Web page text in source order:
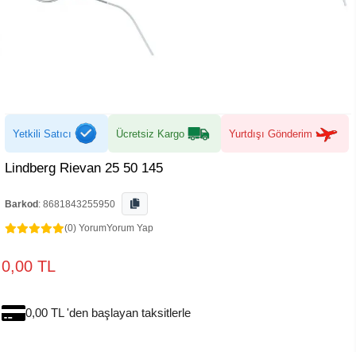
Yetkili Satıcı Ücretsiz Kargo Yurtdışı Gönderim
Lindberg Rievan 25 50 145
Barkod : 8681843255950
(0) YorumYorum Yap
0,00 TL
0,00 TL 'den başlayan taksitlerle